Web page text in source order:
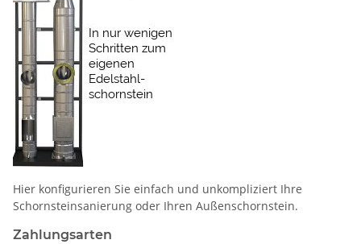
Hier konfigurieren Sie einfach und unkompliziert Ihre
Schornstein­sanierung oder Ihren Außenschornstein.
Zahlungsarten